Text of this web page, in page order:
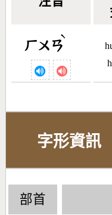
ㄏㄨㄢ
ˋ
字形資訊
部首